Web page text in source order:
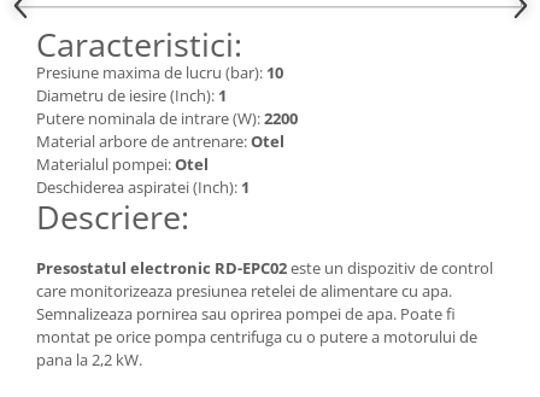
Caracteristici:
Presiune maxima de lucru (bar): 10
Diametru de iesire (Inch): 1
Putere nominala de intrare (W):2200
Material arbore de antrenare:Otel
Materialul pompei:Otel
Deschiderea aspiratei (Inch): 1
Descriere:
Presostatul electronic RD-EPC02este un dispozitiv de control
care monitorizeaza presiunea retelei de alimentare cu apa.
Semnalizeaza pornirea sau oprirea pompei de apa. Poate fi
montat pe orice pompa centrifuga cu o putere a motorului de
pana la 2,2 kW.